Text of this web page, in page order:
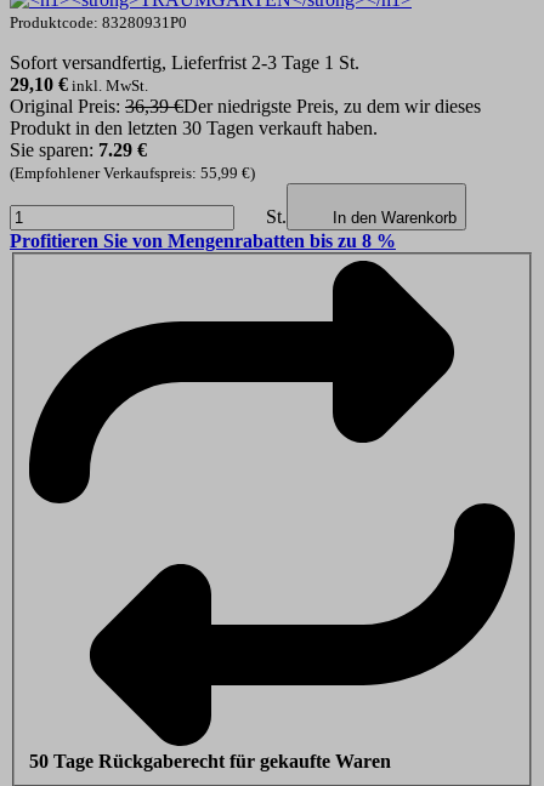
Produktcode: 83280931P0
Sofort versandfertig, Lieferfrist 2-3 Tage 1 St.
29,10 € inkl. MwSt.
Original Preis: 36,39 €Der niedrigste Preis, zu dem wir dieses
Produkt in den letzten 30 Tagen verkauft haben.
Sie sparen: 7.29 €
(Empfohlener Verkaufspreis: 55,99 €)
St. In den Warenkorb
Profitieren Sie von Mengenrabatten bis zu 8 %
50 Tage Rückgaberecht für gekaufte Waren